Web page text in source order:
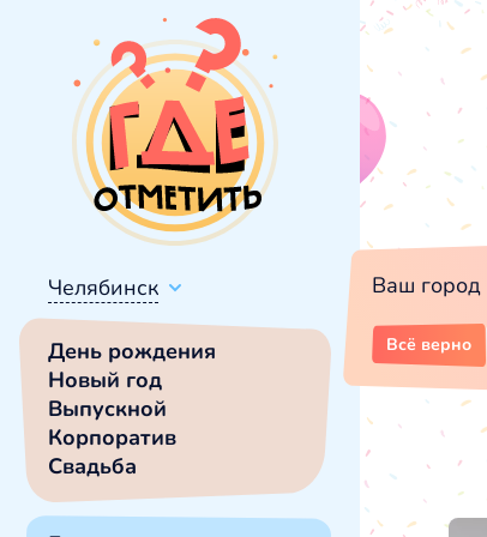
Челябинск
День рождения
Новый год
Выпускной
Корпоратив
Свадьба
Ваш город
Всё верно